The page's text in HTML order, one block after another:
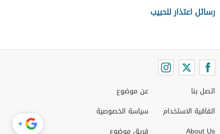
رسائل اعتذار للحبيب
اتصل بنا
اتفاقية الاستخدام
عن موضوع
سياسة الخصوصية
+